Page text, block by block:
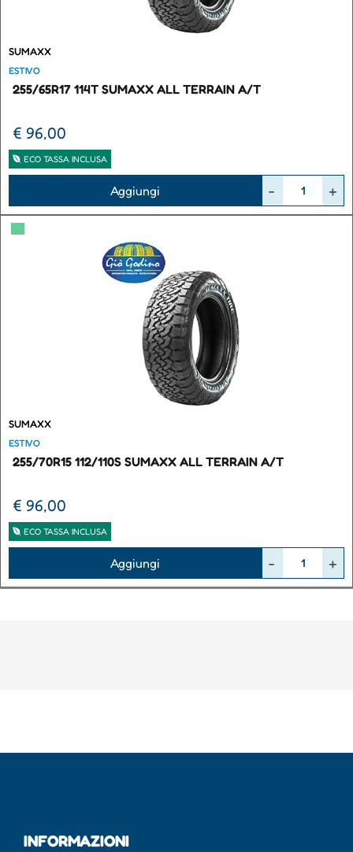
SUMAXX
ESTIVO
255/65R17 114T SUMAXX ALL TERRAIN A/T
€ 96,00
ECO TASSA INCLUSA
Aggiungi
▀
SUMAXX
ESTIVO
255/70R15 112/110S SUMAXX ALL TERRAIN A/T
€ 96,00
ECO TASSA INCLUSA
Aggiungi
INFORMAZIONI